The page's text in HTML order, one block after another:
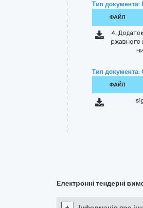
Тип документа:
ФАЙЛ
4.
ржавного
Тип документа:
ФАЙЛ
Електронні тендерні